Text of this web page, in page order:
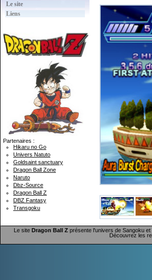
Le site
Liens
Partenaires :
Hikaru no Go
Univers Natuto
Goldsaint sanctuary
Dragon Ball Zone
Naruto
Dbz-Source
Dragon Ball Z
DBZ Fantasy
Transgoku
Le site Dragon Ball Zprésente l'univers de Sangoku et
Découvrez les